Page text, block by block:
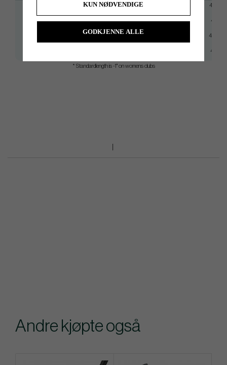
41,5"
Hybrid #3 41"
40,5"
40"
* Standardlength is -1" on womens clubs
Andre kjøpte også
KUN NØDVENDIGE
GODKJENNE ALLE